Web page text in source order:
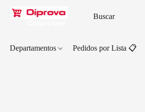
Departamentos Pedidos por Lista 📋